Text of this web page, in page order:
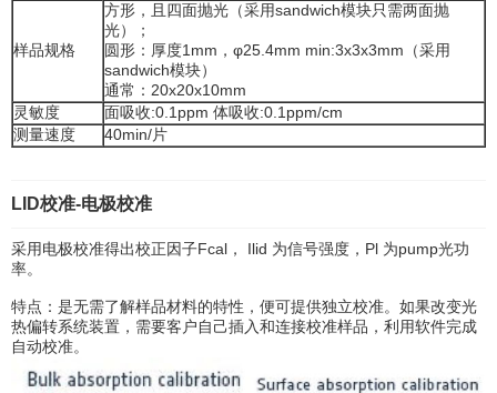
样品规格
方形，且四面抛光（采用sandwich模块只需两面抛
光）；
圆形：厚度1mm，φ25.4mm min:3x3x3mm（采用
sandwich模块）
通常：20x20x10mm
灵敏度
面吸收:0.1ppm 体吸收:0.1ppm/cm
测量速度
40min/片
LID校准-电极校准
采用电极校准得出校正因子Fcal， Ilid 为信号强度，Pl 为pump光功
率。
特点：是无需了解样品材料的特性，便可提供独立校准。如果改变光
热偏转系统装置，需要客户自己插入和连接校准样品，利用软件完成
自动校准。